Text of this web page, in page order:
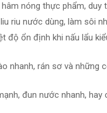
nóng thực phẩm,
riu nước dùng, làm sôi
độ ổn định khi nấu lẩu
nhanh, rán sơ và những
đun nước nhanh,